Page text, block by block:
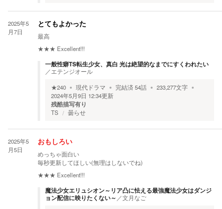
2025年5
月7日
とてもよかった
最高
★★★ Excellent!!!
一般性癖TS転生少女、真白 光は絶望的なまでにすくわれたい
／エテンジオール
★240 現代ドラマ 完結済54話 233,277文字
2024年5月9日 12:34更新
残酷描写有り
TS 曇らせ
2025年5
月5日
おもしろい
めっちゃ面白い
毎秒更新してほしい(無理はしないでね)
★★★ Excellent!!!
魔法少女エリュシオン～リア凸に怯える最強魔法少女はダンジ
ョン配信に映りたくない～ ／文月なご